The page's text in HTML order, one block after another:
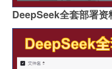
DeepSeek全套部署资